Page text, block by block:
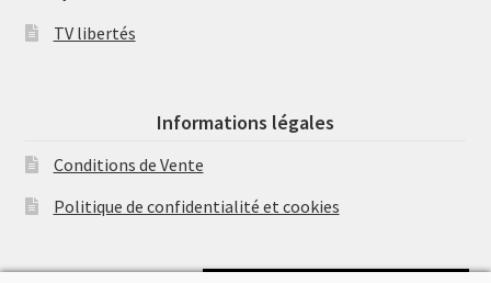
TV libertés
Informations légales
Conditions de Vente
Politique de confidentialité et cookies